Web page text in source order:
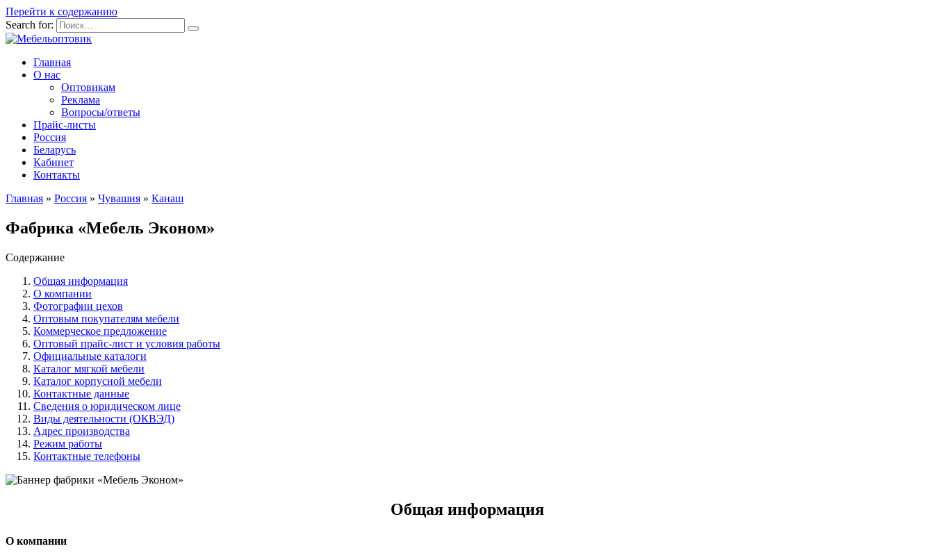
Перейти к содержанию
Search for:
Главная
О нас
Оптовикам
Реклама
Вопросы/ответы
Прайс-листы
Россия
Беларусь
Кабинет
Контакты
Главная » Россия » Чувашия » Канаш
Фабрика «Мебель Эконом»
Содержание
Общая информация
О компании
Фотографии цехов
Оптовым покупателям мебели
Коммерческое предложение
Оптовый прайс-лист и условия работы
Официальные каталоги
Каталог мягкой мебели
Каталог корпусной мебели
Контактные данные
Сведения о юридическом лице
Виды деятельности (ОКВЭД)
Адрес производства
Режим работы
Контактные телефоны
Общая информация
О компании